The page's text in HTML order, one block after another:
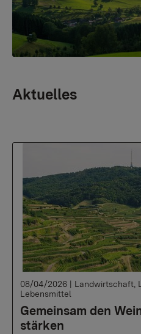
Aktuelles
Gemeinsam den
stärken
08/04/2026 | Landwirtschaft,
Lebensmittel